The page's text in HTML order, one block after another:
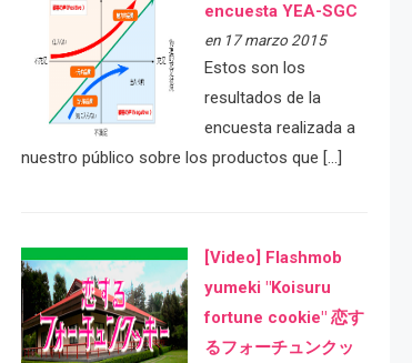
encuesta YEA-SGC
en 17 marzo 2015
Estos son los
resultados de la
encuesta realizada a
nuestro público sobre los productos que […]
[Video] Flashmob
yumeki "Koisuru
fortune cookie" 恋す
るフォーチュンクッ